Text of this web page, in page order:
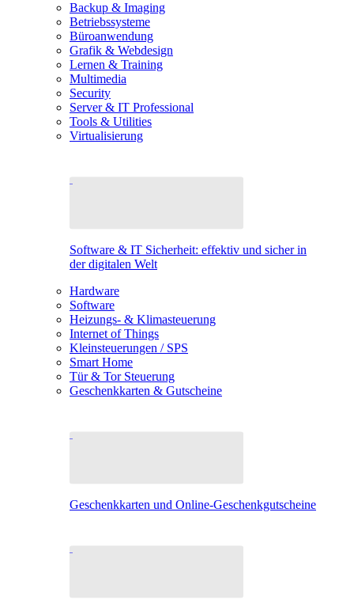
Backup & Imaging
Betriebssysteme
Büroanwendung
Grafik & Webdesign
Lernen & Training
Multimedia
Security
Server & IT Professional
Tools & Utilities
Virtualisierung
Software & IT Sicherheit: effektiv und sicher in
der digitalen Welt
Hardware
Software
Heizungs- & Klimasteuerung
Internet of Things
Kleinsteuerungen / SPS
Smart Home
Tür & Tor Steuerung
Geschenkkarten & Gutscheine
Geschenkkarten und Online-Geschenkgutscheine